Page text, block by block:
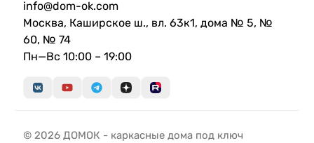
info@dom-ok.com
Москва, Каширское ш., вл. 63к1, дома № 5, №
60, № 74
Пн—Вс 10:00 – 19:00
© 2026 ДОМОК - каркасные дома под ключ